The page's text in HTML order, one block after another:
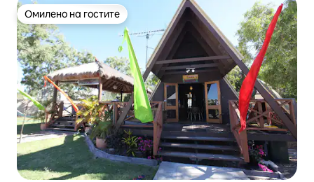
Омилено на гостите
Омилено на гостите